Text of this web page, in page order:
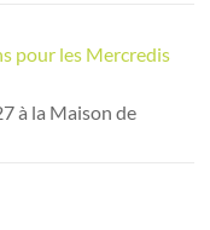
pour les Mercredis
à la Maison de